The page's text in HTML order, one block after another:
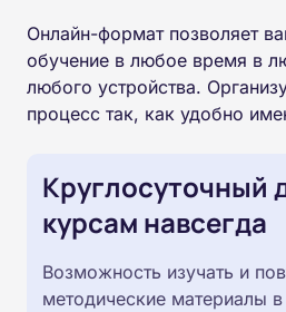
Онлайн-формат позволяет
обучение в любое время в
любого устройства.
процесс так, как удобно
Круглосуточный
курсам навсегда
Возможность изучать и
методические материалы